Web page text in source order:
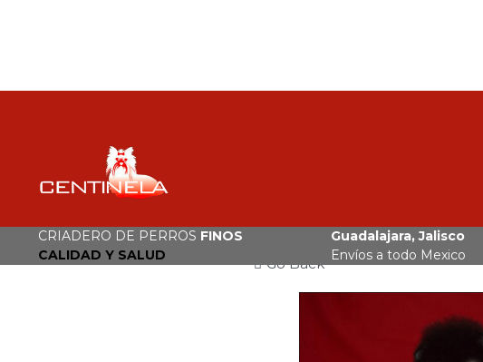
CRIADERO DE PERROS FINOS
CALIDAD Y SALUD
Guadalajara, Jalisco
Envíos a todo Mexico
Go Back